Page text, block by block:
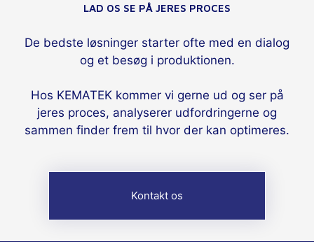
LAD OS SE PÅ JERES PROCES
De bedste løsninger starter ofte med en dialog
og et besøg i produktionen.
Hos KEMATEK kommer vi gerne ud og ser på
jeres proces, analyserer udfordringerne og
sammen finder frem til hvor der kan optimeres.
Kontakt os